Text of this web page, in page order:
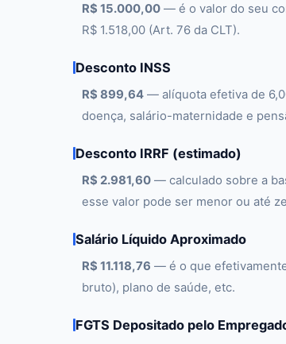
R$ 15.000,00 — é o valor do seu
R$ 1.518,00 (Art. 76 da CLT).
Desconto INSS
R$ 899,64 — alíquota efetiva de
doença, salário-maternidade e
Desconto IRRF (estimado)
R$ 2.981,60 — calculado sobre a
esse valor pode ser menor ou até
Salário Líquido Aproximado
R$ 11.118,76 — é o que
bruto), plano de saúde, etc.
FGTS Depositado pelo